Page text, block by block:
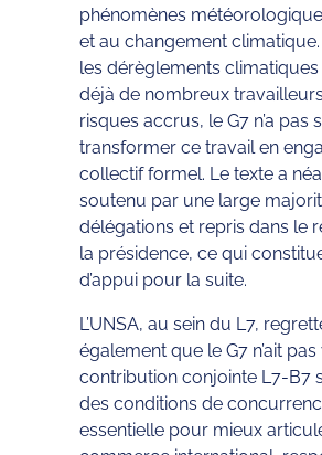
phénomènes
et au changement
les dérèglements
déjà de nombreux
risques accrus, le G7 n’a pas
transformer ce travail en
collectif formel. Le texte a
soutenu par une large
délégations et repris dans le
la présidence, ce qui
d’appui pour la suite.
L’UNSA, au sein du L7,
également que le G7 n’ait
contribution conjointe L7-B7
des conditions de
essentielle pour mieux